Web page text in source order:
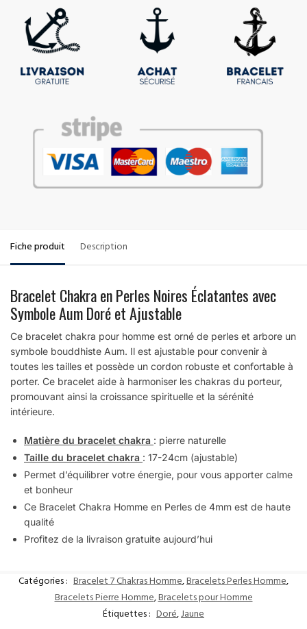
Fiche produit Description
Bracelet Chakra en Perles Noires Éclatantes avec
Symbole Aum Doré et Ajustable
Ce bracelet chakra pour homme est orné de perles et arbore un
symbole bouddhiste Aum. Il est ajustable pour convenir à
toutes les tailles et possède un cordon robuste et confortable à
porter. Ce bracelet aide à harmoniser les chakras du porteur,
promouvant ainsi la croissance spirituelle et la sérénité
intérieure.
Matière du bracelet chakra : pierre naturelle
Taille du bracelet chakra : 17-24cm (ajustable)
Permet d’équilibrer votre énergie, pour vous apporter calme
et bonheur
Ce Bracelet Chakra Homme en Perles de 4mm est de haute
qualité
Profitez de la livraison gratuite aujourd’hui
Catégories : Bracelet 7 Chakras Homme,Bracelets Perles Homme,
Bracelets Pierre Homme,Bracelets pour Homme
Étiquettes : Doré,Jaune